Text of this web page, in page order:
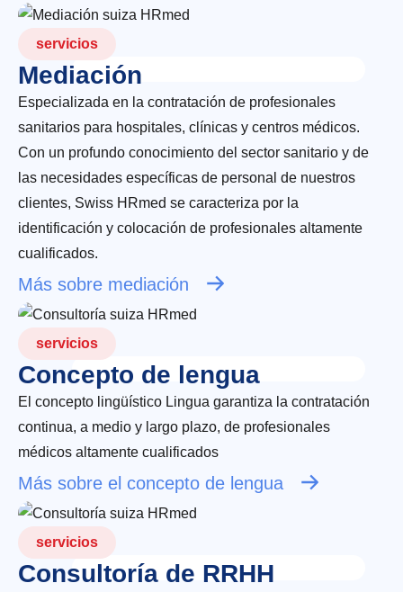
servicios
Mediación
Especializada en la contratación de profesionales
sanitarios para hospitales, clínicas y centros médicos.
Con un profundo conocimiento del sector sanitario y de
las necesidades específicas de personal de nuestros
clientes, Swiss HRmed se caracteriza por la
identificación y colocación de profesionales altamente
cualificados.
Más sobre mediación
servicios
Concepto de lengua
El concepto lingüístico Lingua garantiza la contratación
continua, a medio y largo plazo, de profesionales
médicos altamente cualificados
Más sobre el concepto de lengua
servicios
Consultoría de RRHH